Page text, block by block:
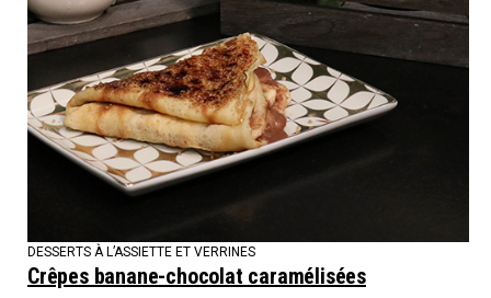
DESSERTS À L’ASSIETTE ET VERRINES
Crêpes banane-chocolat caramélisées